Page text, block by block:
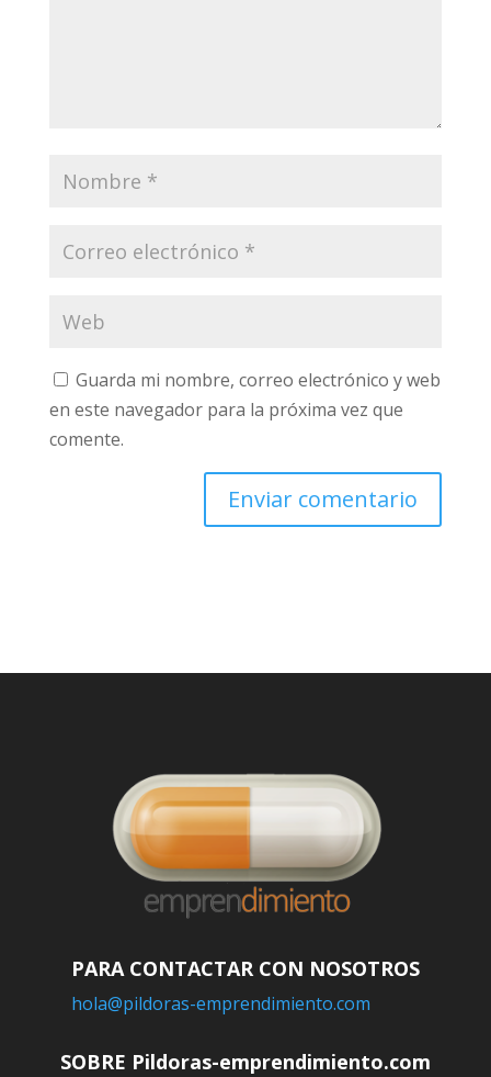
Guarda mi nombre, correo electrónico y web
en este navegador para la próxima vez que
comente.
PARA CONTACTAR CON NOSOTROS
hola@pildoras-emprendimiento.com
SOBRE Pildoras-emprendimiento.com